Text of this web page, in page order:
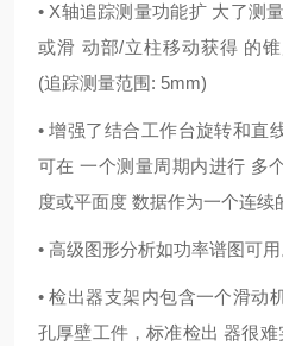
• X轴追踪测量功能扩 大了测
或滑 动部/立柱移动获得 的
(追踪测量范围: 5mm)
• 增强了结合工作台旋转和直
可在 一个测量周期内进行 多
度或平面度 数据作为一个连续
• 高级图形分析如功率谱图可用
• 检出器支架内包含一个滑动
孔厚壁工件，标准检出 器很